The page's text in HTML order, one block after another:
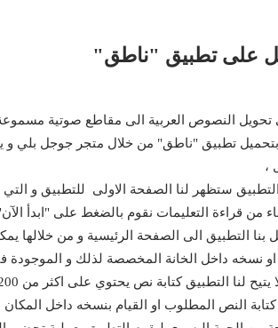
على تطبيق "ناطق"
تحويل النصوص العربية الى مقاطع صوتية مسموعة
بتحميل تطبيق "ناطق" من خلال متجر جوجل بلي و
،
ستظهر لنا الصفحة الاولى للتطبيق و
من قراءة التعليمات نقوم بالضغط على "ابدأ
بنا التطبيق الى الصفحة الرئيسية و من خلالها
او نسخه داخل الخانة المخصصة لذلك و
التطبيق كتابة نص يحتوي على اكثر من 200 حرف داخل المكان المخصص للكتابة ،
كتابة النص المطلوب او القيام بنسخه داخل